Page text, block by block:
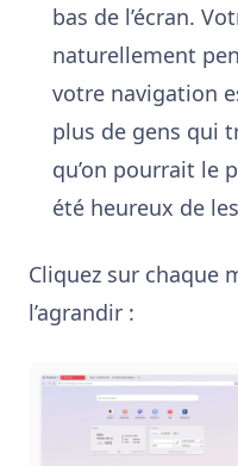
bas de l’écran.
naturellement
votre navigation
plus de gens qui
qu’on pourrait le
été heureux de
Cliquez sur chaque
l’agrandir :